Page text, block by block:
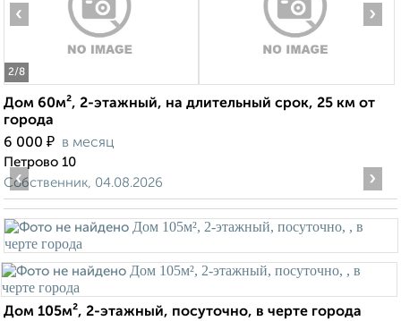
2/8
‹ ›
Дом 60м², 2-этажный, на длительный срок, 25 км от
города
6 000 ₽ в месяц
Петрово 10
Собственник, 04.08.2026
‹ ›
Дом 105м², 2-этажный, посуточно, в черте города